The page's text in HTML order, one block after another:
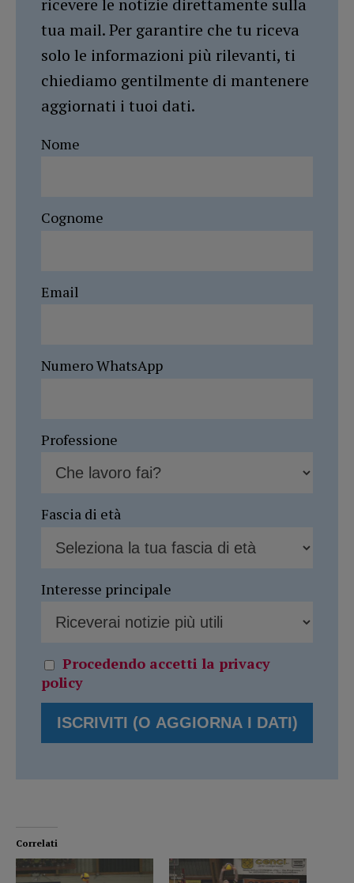
tua mail. Per garantire che tu riceva
solo le informazioni più rilevanti, ti
chiediamo gentilmente di mantenere
aggiornati i tuoi dati.
Nome
Cognome
Email
Numero WhatsApp
Professione
Fascia di età
Interesse principale
Procedendo accetti la privacy
policy
Correlati